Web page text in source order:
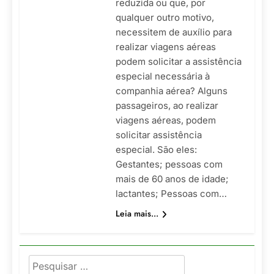
reduzida ou que, por
qualquer outro motivo,
necessitem de auxílio para
realizar viagens aéreas
podem solicitar a assistência
especial necessária à
companhia aérea? Alguns
passageiros, ao realizar
viagens aéreas, podem
solicitar assistência
especial. São eles:
Gestantes; pessoas com
mais de 60 anos de idade;
lactantes; Pessoas com…
Leia mais...
Pesquisar